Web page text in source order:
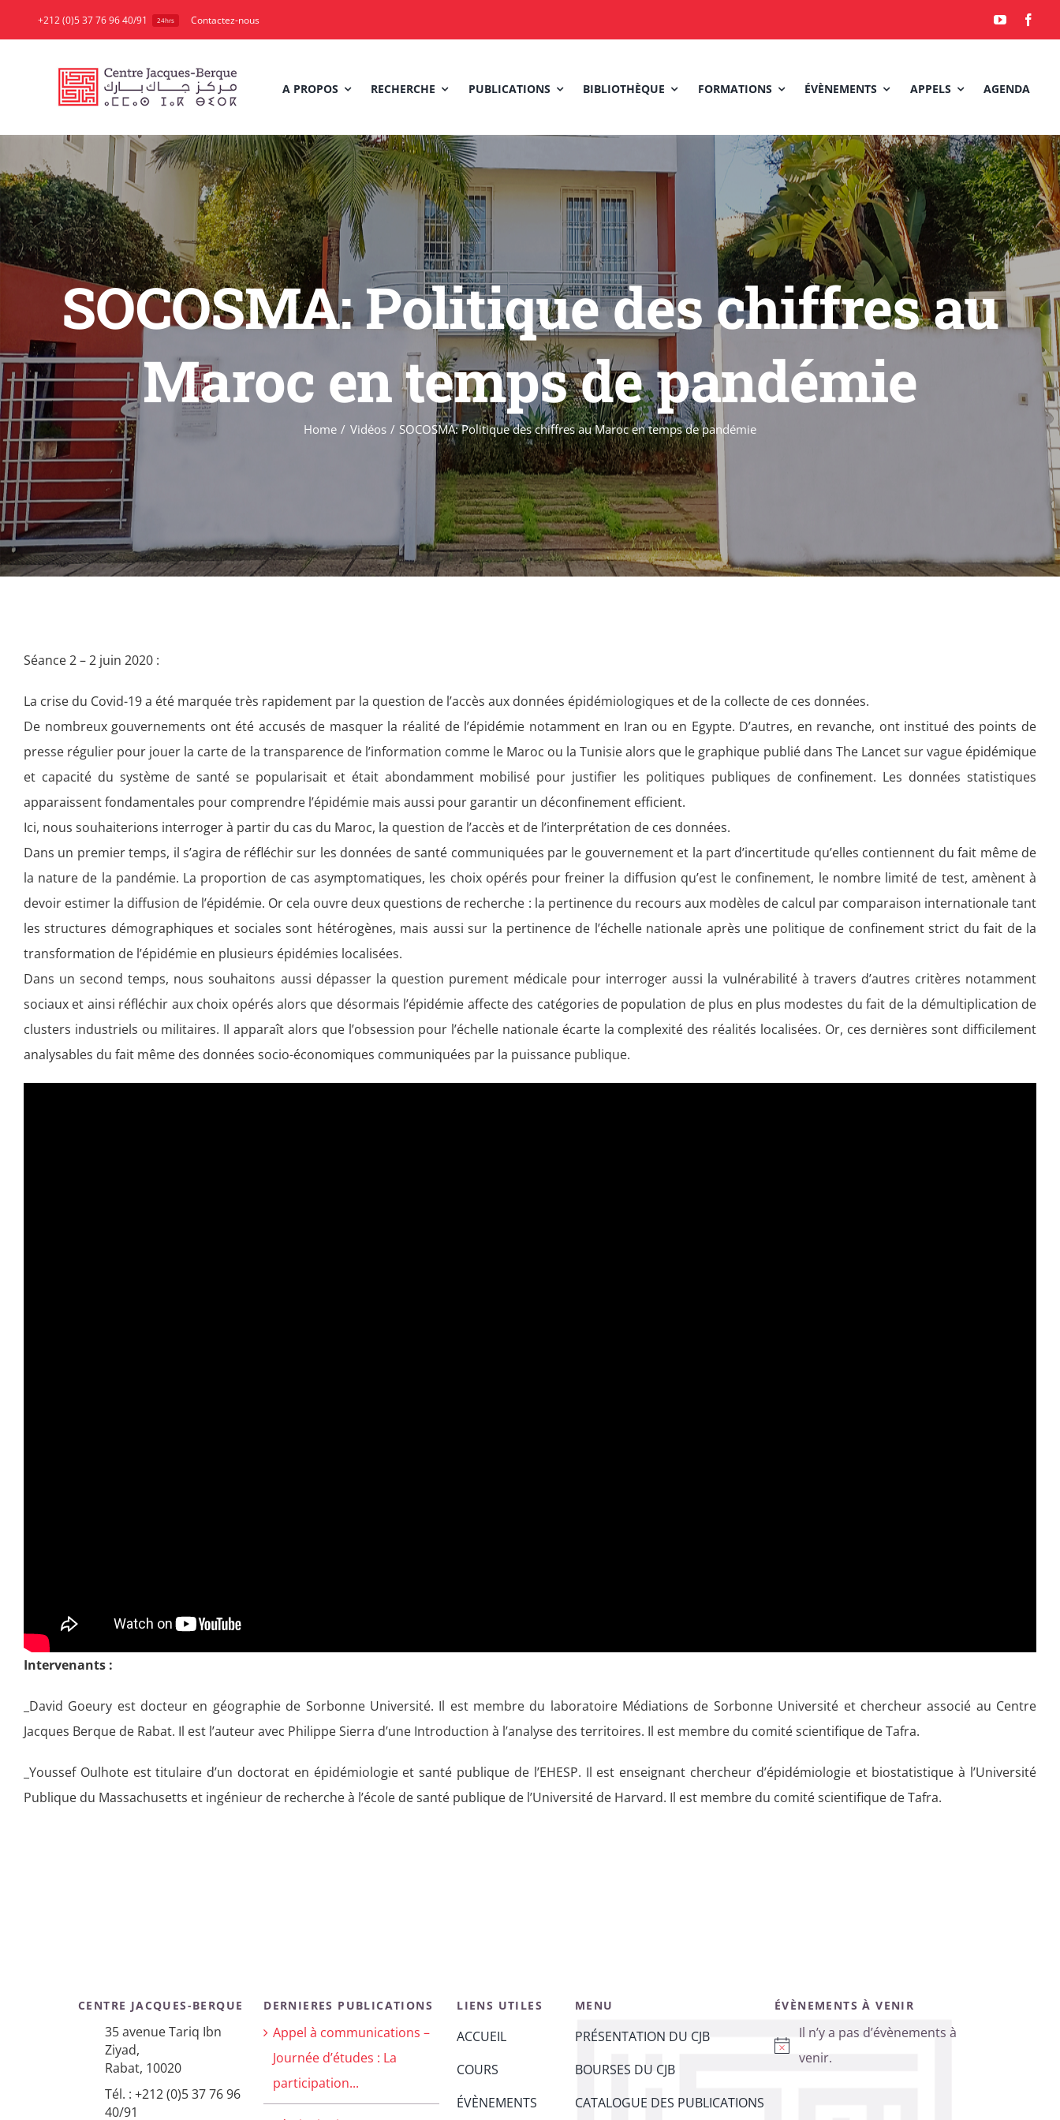
to
+212 (0)5 37 76 96 40/91 24hrs Contactez-nous
A PROPOS RECHERCHE PUBLICATIONS BIBLIOTHÈQUE FORMATIONS ÉVÈNEMENTS APPELS AGENDA
SOCOSMA: Politique des chiffres au
Maroc en temps de pandémie
Home Vidéos SOCOSMA: Politique des chiffres au Maroc en temps de pandémie
Séance 2 – 2 juin 2020 :
La crise du Covid-19 a été marquée très rapidement par la question de l’accès aux données épidémiologiques et de la collecte de ces données.
De nombreux gouvernements ont été accusés de masquer la réalité de l’épidémie notamment en Iran ou en Egypte. D’autres, en revanche, ont institué des points de
presse régulier pour jouer la carte de la transparence de l’information comme le Maroc ou la Tunisie alors que le graphique publié dans The Lancet sur vague épidémique
et capacité du système de santé se popularisait et était abondamment mobilisé pour justifier les politiques publiques de confinement. Les données statistiques
apparaissent fondamentales pour comprendre l’épidémie mais aussi pour garantir un déconfinement efficient.
Ici, nous souhaiterions interroger à partir du cas du Maroc, la question de l’accès et de l’interprétation de ces données.
Dans un premier temps, il s’agira de réfléchir sur les données de santé communiquées par le gouvernement et la part d’incertitude qu’elles contiennent du fait même de
la nature de la pandémie. La proportion de cas asymptomatiques, les choix opérés pour freiner la diffusion qu’est le confinement, le nombre limité de test, amènent à
devoir estimer la diffusion de l’épidémie. Or cela ouvre deux questions de recherche : la pertinence du recours aux modèles de calcul par comparaison internationale tant
les structures démographiques et sociales sont hétérogènes, mais aussi sur la pertinence de l’échelle nationale après une politique de confinement strict du fait de la
transformation de l’épidémie en plusieurs épidémies localisées.
Dans un second temps, nous souhaitons aussi dépasser la question purement médicale pour interroger aussi la vulnérabilité à travers d’autres critères notamment
sociaux et ainsi réfléchir aux choix opérés alors que désormais l’épidémie affecte des catégories de population de plus en plus modestes du fait de la démultiplication de
clusters industriels ou militaires. Il apparaît alors que l’obsession pour l’échelle nationale écarte la complexité des réalités localisées. Or, ces dernières sont difficilement
analysables du fait même des données socio-économiques communiquées par la puissance publique.
Intervenants :
_David Goeury est docteur en géographie de Sorbonne Université. Il est membre du laboratoire Médiations de Sorbonne Université et chercheur associé au Centre
Jacques Berque de Rabat. Il est l’auteur avec Philippe Sierra d’une Introduction à l’analyse des territoires. Il est membre du comité scientifique de Tafra.
_Youssef Oulhote est titulaire d’un doctorat en épidémiologie et santé publique de l’EHESP. Il est enseignant chercheur d’épidémiologie et biostatistique à l’Université
Publique du Massachusetts et ingénieur de recherche à l’école de santé publique de l’Université de Harvard. Il est membre du comité scientifique de Tafra.
CENTRE JACQUES-BERQUE
35 avenue Tariq Ibn
Ziyad,
Rabat, 10020
Tél. : +212 (0)5 37 76 96
40/91
DERNIERES PUBLICATIONS
Appel à communications –
Journée d’études : La
participation...
LIENS UTILES
ACCUEIL
COURS
ÉVÈNEMENTS
MENU
PRÉSENTATION DU CJB
BOURSES DU CJB
CATALOGUE DES PUBLICATIONS
ÉVÈNEMENTS À VENIR
Notice
Il n’y a pas d’évènements à
venir.